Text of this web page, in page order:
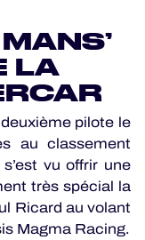
LA
pilote le
au classement
vu offrir une
très spécial la
Ricard au volant
Magma Racing.